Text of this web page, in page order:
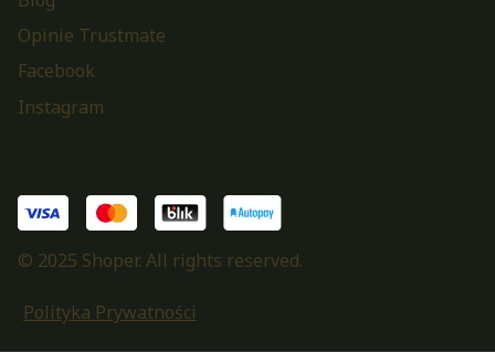
Opinie Trustmate
Facebook
Instagram
© 2025 Shoper. All rights reserved.
Polityka Prywatności